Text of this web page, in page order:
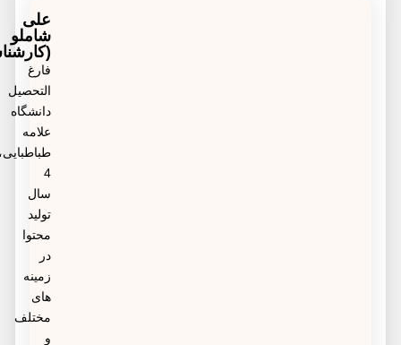
علی
شاملو
(کارشناس)
التحصیل
دانشگاه
علامه
طباطبایی،
محتوا
مختلف